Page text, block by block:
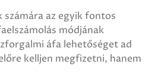
számára az egyik fontos
módjának
áfa lehetőséget ad
kelljen megfizetni, hanem